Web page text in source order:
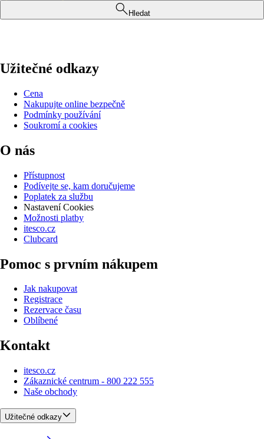
Hledat
Užitečné odkazy
Cena
Nakupujte online bezpečně
Podmínky používání
Soukromí a cookies
O nás
Přístupnost
Podívejte se, kam doručujeme
Poplatek za službu
Nastavení Cookies
Možnosti platby
itesco.cz
Clubcard
Pomoc s prvním nákupem
Jak nakupovat
Registrace
Rezervace času
Oblíbené
Kontakt
itesco.cz
Zákaznické centrum - 800 222 555
Naše obchody
Užitečné odkazy